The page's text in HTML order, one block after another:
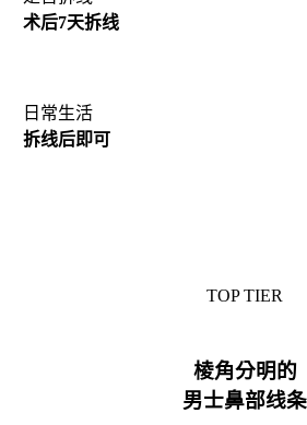
术后7天拆线
日常生活
拆线后即可
TOP TIER
棱角分明的
男士鼻部线条